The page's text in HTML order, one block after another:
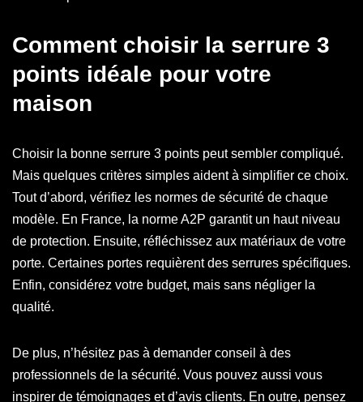
Comment choisir la serrure 3
points idéale pour votre
maison
Choisir la bonne serrure 3 points peut sembler compliqué.
Mais quelques critères simples aident à simplifier ce choix.
Tout d’abord, vérifiez les normes de sécurité de chaque
modèle. En France, la norme A2P garantit un haut niveau
de protection. Ensuite, réfléchissez aux matériaux de votre
porte. Certaines portes requièrent des serrures spécifiques.
Enfin, considérez votre budget, mais sans négliger la
qualité.
De plus, n’hésitez pas à demander conseil à des
professionnels de la sécurité. Vous pouvez aussi vous
inspirer de témoignages et d’avis clients. En outre, pensez